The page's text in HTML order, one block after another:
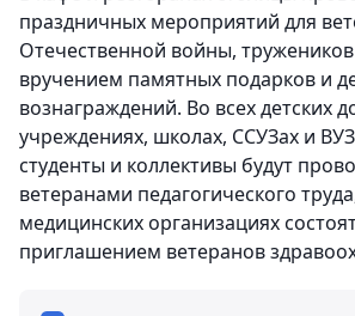
праздничных мероприятий для
Отечественной войны,
вручением памятных подарков и
вознаграждений. Во всех детских
учреждениях, школах, ССУЗах и
студенты и коллективы будут
ветеранами педагогического
медицинских организациях
приглашением ветеранов